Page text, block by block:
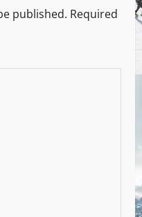
published. Required